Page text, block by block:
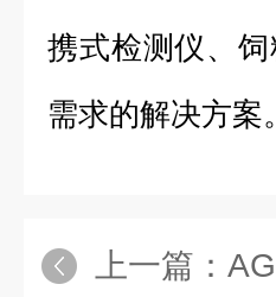
携式检测仪、
需求的解决方案。
上一篇：